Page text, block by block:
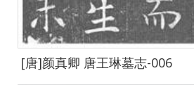
[唐]颜真卿 唐王琳墓志-006